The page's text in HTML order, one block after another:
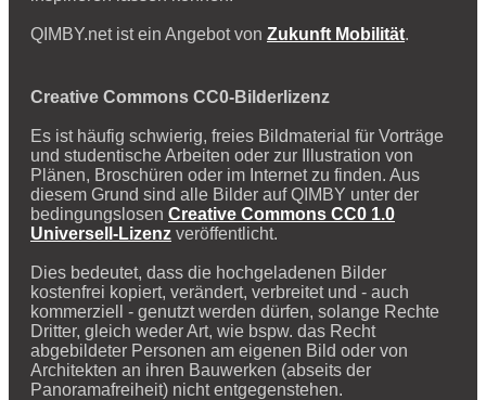
QIMBY.net ist ein Angebot von Zukunft Mobilität.
Creative Commons CC0-Bilderlizenz
Es ist häufig schwierig, freies Bildmaterial für Vorträge
und studentische Arbeiten oder zur Illustration von
Plänen, Broschüren oder im Internet zu finden. Aus
diesem Grund sind alle Bilder auf QIMBY unter der
bedingungslosen Creative Commons CC0 1.0
Universell-Lizenz veröffentlicht.
Dies bedeutet, dass die hochgeladenen Bilder
kostenfrei kopiert, verändert, verbreitet und - auch
kommerziell - genutzt werden dürfen, solange Rechte
Dritter, gleich weder Art, wie bspw. das Recht
abgebildeter Personen am eigenen Bild oder von
Architekten an ihren Bauwerken (abseits der
Panoramafreiheit) nicht entgegenstehen.